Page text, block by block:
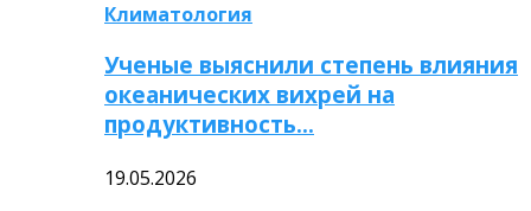
Климатология
Ученые выяснили степень влияния
океанических вихрей на
продуктивность…
19.05.2026